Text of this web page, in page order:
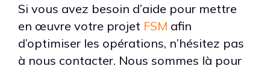
Si vous avez besoin d’aide pour mettre
en œuvre votre projet FSM afin
d’optimiser les opérations, n’hésitez pas
à nous contacter. Nous sommes là pour